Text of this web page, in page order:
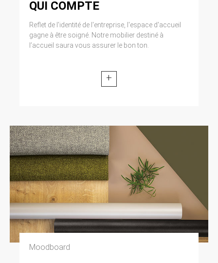
QUI COMPTE
Reflet de l'identité de l'entreprise, l'espace d'accueil
gagne à être soigné. Notre mobilier destiné à
l’accueil saura vous assurer le bon ton.
+
Moodboard